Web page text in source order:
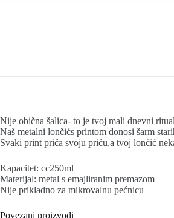
Nije obična šalica- to je tvoj mali dnevni
Naš metalni lončićs printom donosi šarm
Svaki print priča svoju priču,a tvoj lončić
Kapacitet: cc250ml
Materijal: metal s emajliranim premazom
Nije prikladno za mikrovalnu pećnicu
Povezani proizvodi